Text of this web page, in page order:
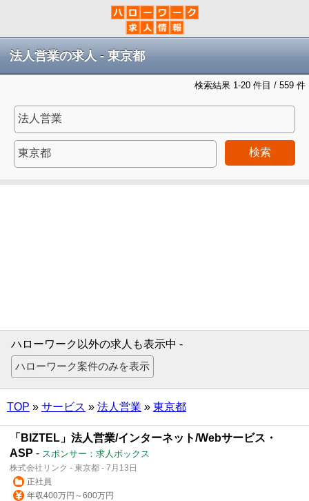
法人営業の求人 - 東京都
検索結果 1-20 件目 / 559 件
検索
ハローワーク以外の求人も表示中 -
TOP » サービス » 法人営業 » 東京都
「BIZTEL」法人営業/インターネット/Webサービス・
ASP - スポンサー：求人ボックス
株式会社リンク - 東京都 - 7月13日
正社員
年収400万円～600万円